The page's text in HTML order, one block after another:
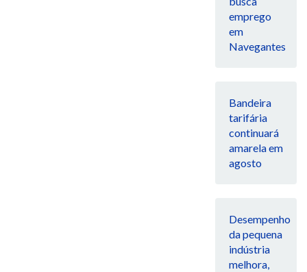
emprego
em
Navegantes
Bandeira
tarifária
continuará
amarela em
agosto
Desempenho
da pequena
indústria
melhora,